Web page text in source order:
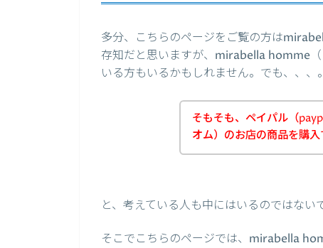
多分、こちらのページをご覧の方は
存知だと思いますが、mirabella homme
いる方もいるかもしれません。でも、、、。
そもそも、ペイパル（
オム）のお店の商品を購
と、考えている人も中にはいるのではない
そこでこちらのページでは、mirabella